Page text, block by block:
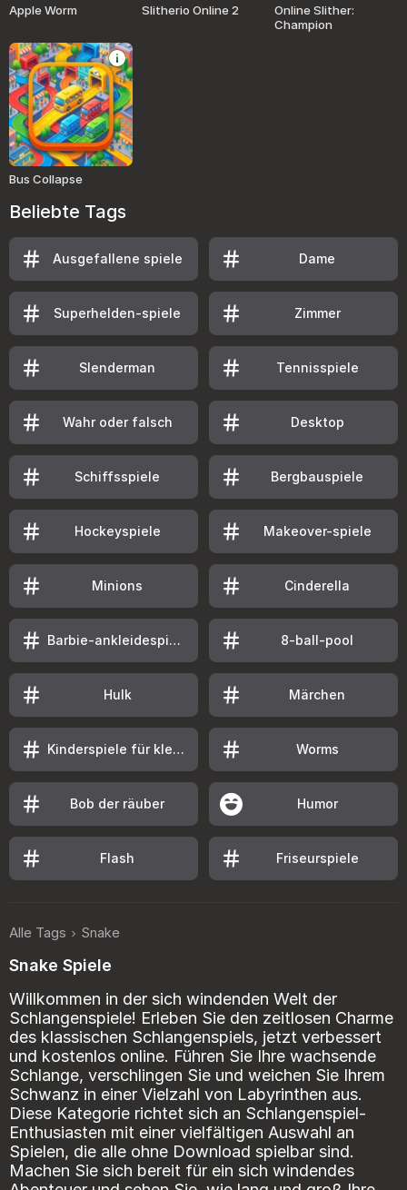
Apple Worm Slitherio Online 2
Online Slither:
Champion
Bus Collapse
Beliebte Tags
Ausgefallene spiele Dame
Superhelden-spiele Zimmer
Slenderman Tennisspiele
Wahr oder falsch Desktop
Schiffsspiele Bergbauspiele
Hockeyspiele Makeover-spiele
Minions Cinderella
Barbie-ankleidespiele 8-ball-pool
Hulk Märchen
Kinderspiele für kleinkinder Worms
Bob der räuber Humor
Flash Friseurspiele
Alle Tags Snake
Snake Spiele
Willkommen in der sich windenden Welt der
Schlangenspiele! Erleben Sie den zeitlosen Charme
des klassischen Schlangenspiels, jetzt verbessert
und kostenlos online. Führen Sie Ihre wachsende
Schlange, verschlingen Sie und weichen Sie Ihrem
Schwanz in einer Vielzahl von Labyrinthen aus.
Diese Kategorie richtet sich an Schlangenspiel-
Enthusiasten mit einer vielfältigen Auswahl an
Spielen, die alle ohne Download spielbar sind.
Machen Sie sich bereit für ein sich windendes